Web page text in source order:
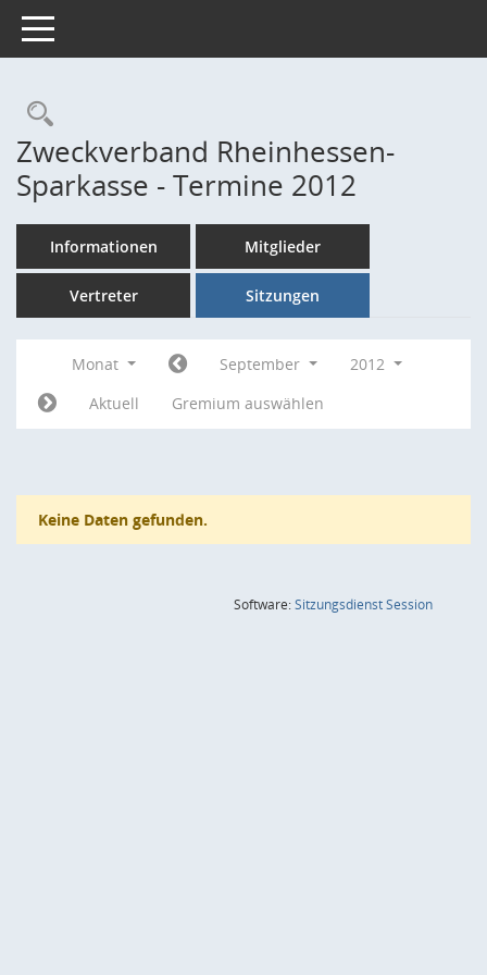
Toggle navigation
Rechercheauswahl
Zweckverband Rheinhessen-
Sparkasse - Termine 2012
Informationen Mitglieder
Vertreter Sitzungen
Monat September
2012
Aktuell
Gremium auswählen
Keine Daten gefunden.
Software:SitzungsdienstSession(Wird in